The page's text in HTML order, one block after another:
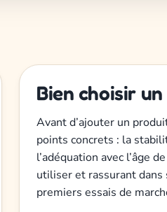
Bien choisir
Avant d’ajouter un
points concrets : la
l’adéquation avec l’âge
utiliser et rassurant dans
premiers essais de